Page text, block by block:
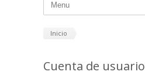
Inicio
Cuenta de usuario